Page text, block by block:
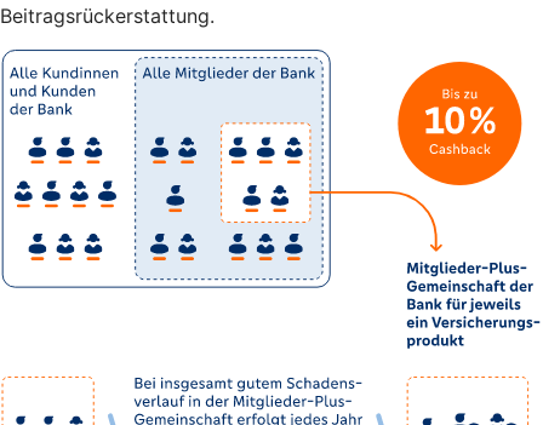
Beitragsrückerstattung.